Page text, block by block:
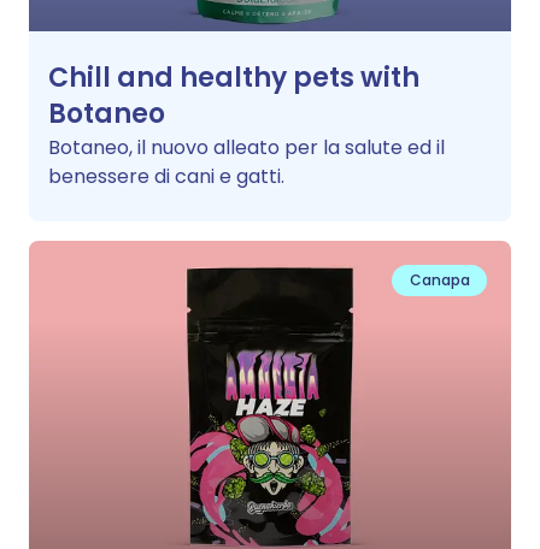
Chill and healthy pets with
Botaneo
Botaneo, il nuovo alleato per la salute ed il
benessere di cani e gatti.
Canapa